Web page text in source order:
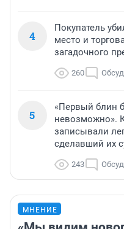
4
Покупатель
место и
загадочного
260
5
«Первый блин
невозможно».
записывали
сделавший их
243
МНЕНИЕ